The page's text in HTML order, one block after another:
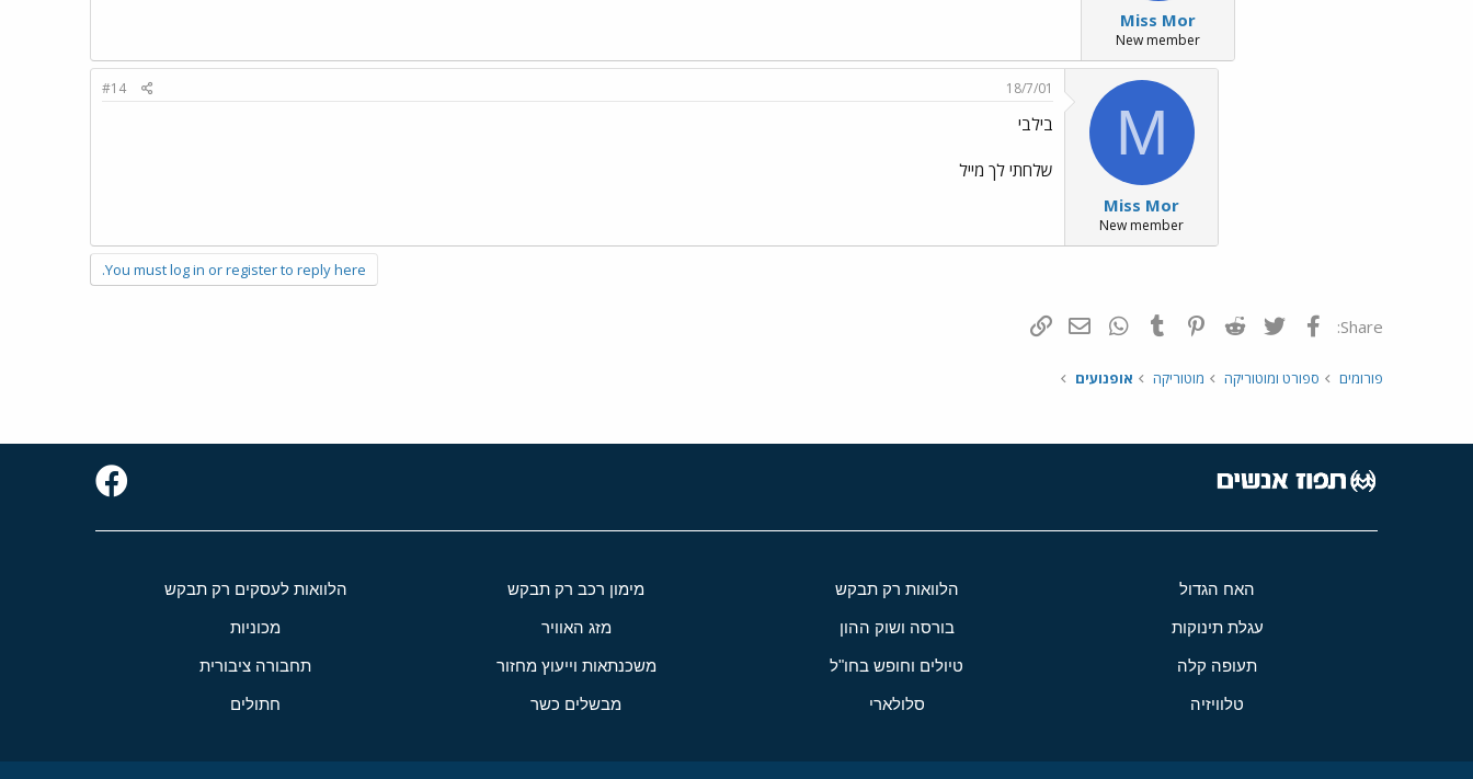
Miss Mor
New member
M
Miss Mor
New member
18/7/01
#14
בילבי
שלחתי לך מייל
You must log in or register to reply here.
Share: פייסבוק Twitter
Reddit
Pinterest
Tumblr
WhatsAppדואר אלקטרוני
פורומים ספורט ומוטוריקה מוטוריקה אופנועים
האח הגדול הלוואות רק תבקש מימון רכב רק תבקש הלוואות לעסקים רק תבקש
עגלת תינוקות בורסה ושוק ההון מזג האוויר מכוניות
תעופה קלה טיולים וחופש בחו"ל משכנתאות וייעוץ מחזור תחבורה ציבורית
טלוויזיה סלולארי מבשלים כשר חתולים